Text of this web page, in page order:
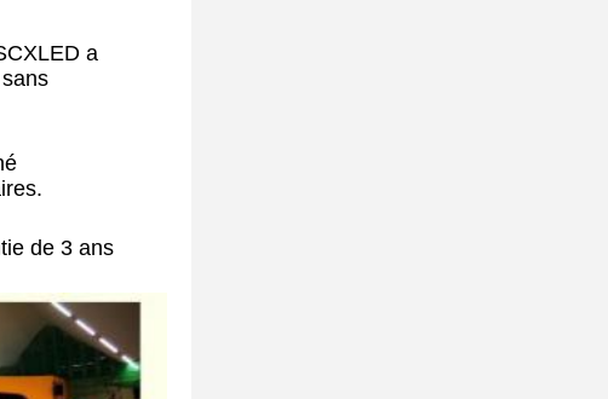
a
de 3 ans